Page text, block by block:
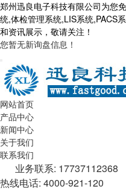
郑州迅良电子科技有限公司为您
统,体检管理系统,LIS系统,PACS
和资讯展示，敬请关注！
您暂无新询盘信息！
网站首页
产品中心
新闻中心
关于我们
联系我们
业务联系: 17737112368
热线电话: 4000-921-120